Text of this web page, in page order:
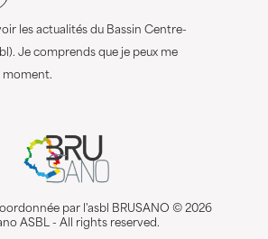
les actualités du Bassin Centre-
Je comprends que je peux me
moment.
par l'asbl BRUSANO © 2026
ASBL - All rights reserved.